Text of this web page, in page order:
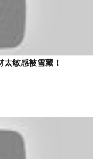
太敏感被雪藏！